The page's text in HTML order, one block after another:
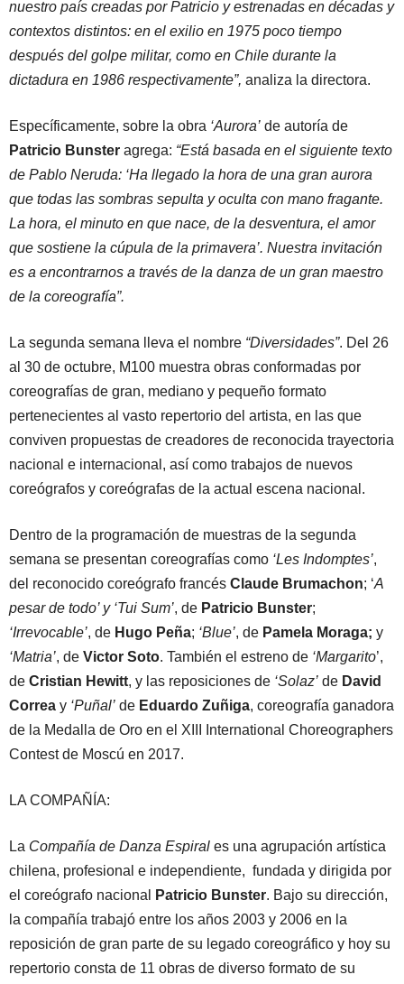
nuestro país creadas por Patricio y estrenadas en décadas y
contextos distintos: en el exilio en 1975 poco tiempo
después del golpe militar, como en Chile durante la
dictadura en 1986 respectivamente”, analiza la directora.
Específicamente, sobre la obra ‘Aurora’ de autoría de
Patricio Bunster agrega: “Está basada en el siguiente texto
de Pablo Neruda: ‘Ha llegado la hora de una gran aurora
que todas las sombras sepulta y oculta con mano fragante.
La hora, el minuto en que nace, de la desventura, el amor
que sostiene la cúpula de la primavera’. Nuestra invitación
es a encontrarnos a través de la danza de un gran maestro
de la coreografía”.
La segunda semana lleva el nombre “Diversidades”. Del 26
al 30 de octubre, M100 muestra obras conformadas por
coreografías de gran, mediano y pequeño formato
pertenecientes al vasto repertorio del artista, en las que
conviven propuestas de creadores de reconocida trayectoria
nacional e internacional, así como trabajos de nuevos
coreógrafos y coreógrafas de la actual escena nacional.
Dentro de la programación de muestras de la segunda
semana se presentan coreografías como ‘Les Indomptes’,
del reconocido coreógrafo francés Claude Brumachon; ‘A
pesar de todo’ y ‘Tui Sum’, de Patricio Bunster;
‘Irrevocable’, de Hugo Peña; ‘Blue’, de Pamela Moraga; y
‘Matria’, de Victor Soto. También el estreno de ‘Margarito’,
de Cristian Hewitt, y las reposiciones de ‘Solaz’ de David
Correa y ‘Puñal’ de Eduardo Zuñiga, coreografía ganadora
de la Medalla de Oro en el XIII International Choreographers
Contest de Moscú en 2017.
LA COMPAÑÍA:
La Compañía de Danza Espiral es una agrupación artística
chilena, profesional e independiente, fundada y dirigida por
el coreógrafo nacional
Patricio Bunster. Bajo su dirección,
la compañía trabajó entre los años 2003 y 2006 en la
reposición de gran parte de su legado coreográfico y hoy su
repertorio consta de 11 obras de diverso formato de su